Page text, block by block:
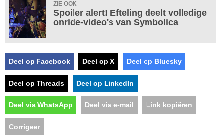
ZIE OOK
Spoiler alert! Efteling deelt volledige
onride-video's van Symbolica
Deel op Facebook Deel op X Deel op Bluesky
Deel op Threads Deel op LinkedIn
Deel via WhatsApp Deel via e-mail Link kopiëren
Corrigeer